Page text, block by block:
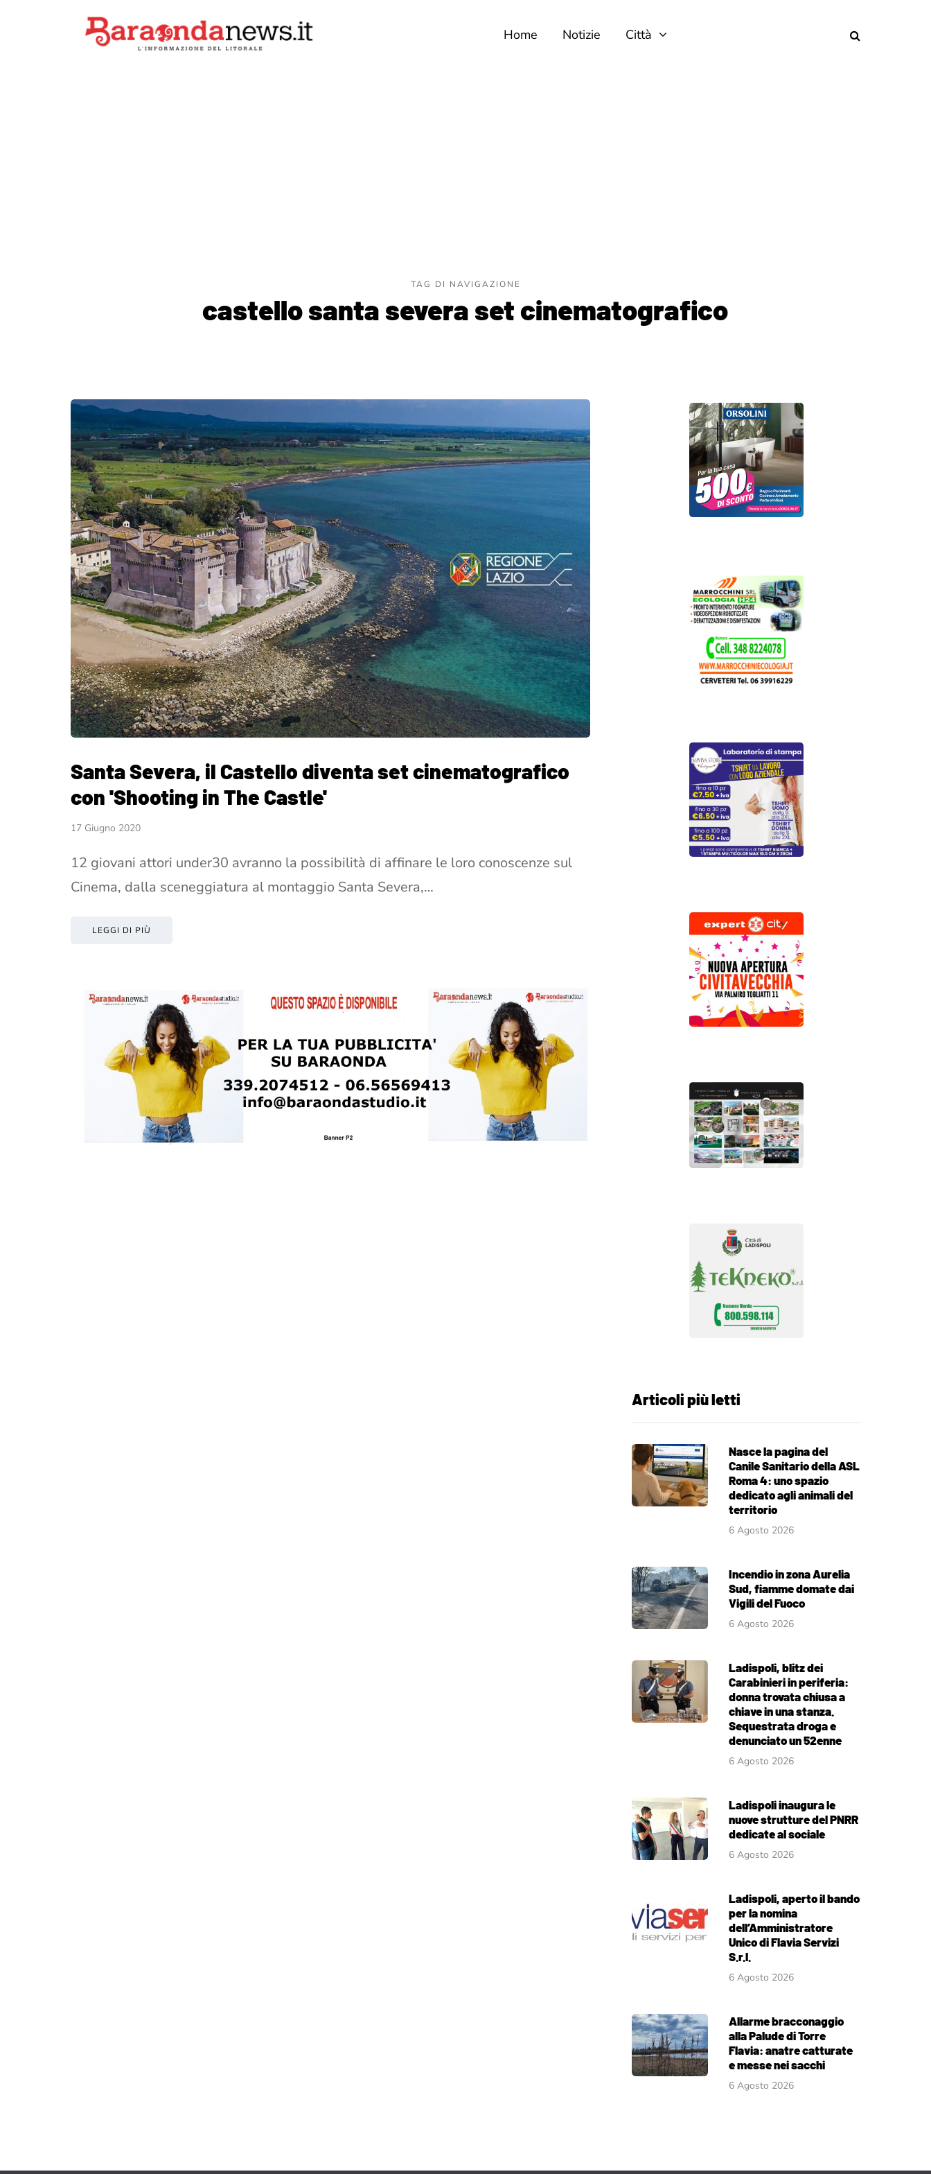
Home Notizie Città
TAG DI NAVIGAZIONE
castello santa severa set cinematografico
Santa Severa, il Castello diventa set cinematografico
con 'Shooting in The Castle'
17 Giugno 2020
12 giovani attori under30 avranno la possibilità di affinare le loro conoscenze sul
Cinema, dalla sceneggiatura al montaggio Santa Severa,…
LEGGI DI PIÙ
Articoli più letti
Nasce la pagina del
Canile Sanitario della ASL
Roma 4: uno spazio
dedicato agli animali del
territorio
6 Agosto 2026
Incendio in zona Aurelia
Sud, fiamme domate dai
Vigili del Fuoco
6 Agosto 2026
Ladispoli, blitz dei
Carabinieri in periferia:
donna trovata chiusa a
chiave in una stanza.
Sequestrata droga e
denunciato un 52enne
6 Agosto 2026
Ladispoli inaugura le
nuove strutture del PNRR
dedicate al sociale
6 Agosto 2026
Ladispoli, aperto il bando
per la nomina
dell’Amministratore
Unico di Flavia Servizi
S.r.l.
6 Agosto 2026
Allarme bracconaggio
alla Palude di Torre
Flavia: anatre catturate
e messe nei sacchi
6 Agosto 2026